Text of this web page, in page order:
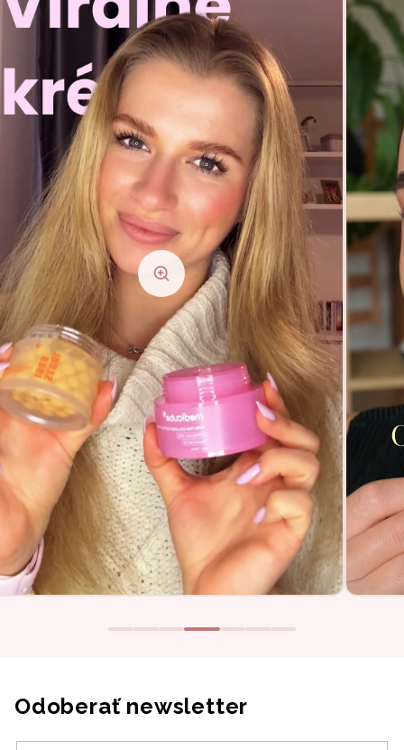
Odoberať newsletter